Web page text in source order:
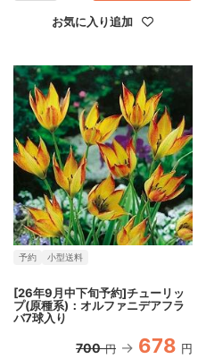
お気に入り追加
予約 小型送料
[26年9月中下旬予約]チューリッ
プ(原種系)：オルファニデアフラ
バ7球入り
700 円 678 円